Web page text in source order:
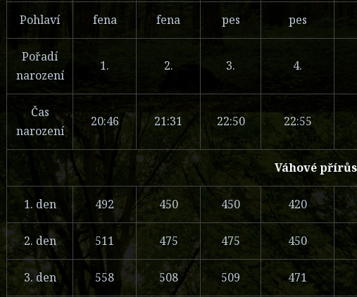
Pohlaví fena fena pes pes
Pořadí
narození
1. 2. 3. 4.
Čas
narození
20:46 21:31 22:50 22:55
Váhové
1. den 492 450 450 420
2. den 511 475 475 450
3. den 558 508 509 471